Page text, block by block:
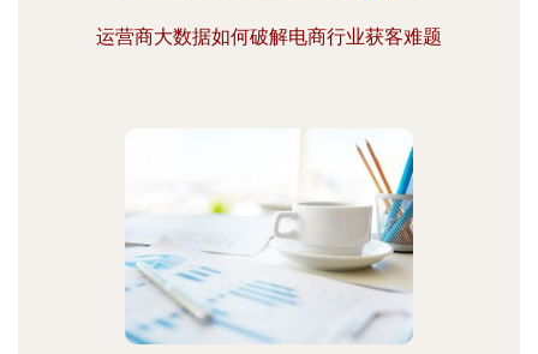
运营商大数据如何破解电商行业获客难题